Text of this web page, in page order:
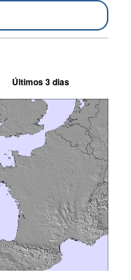
Últimos 3 dias